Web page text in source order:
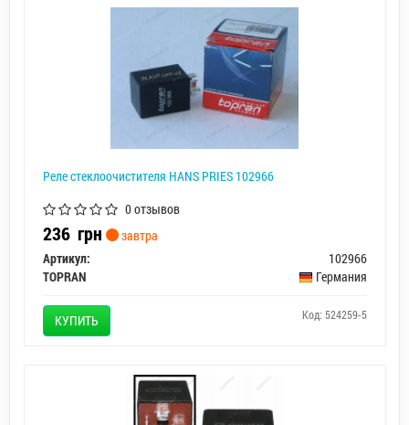
Реле стеклоочистителя HANS PRIES 102966
0 отзывов
236 грн
завтра
Артикул:
102966
TOPRAN
Германия
КУПИТЬ Код: 524259-5